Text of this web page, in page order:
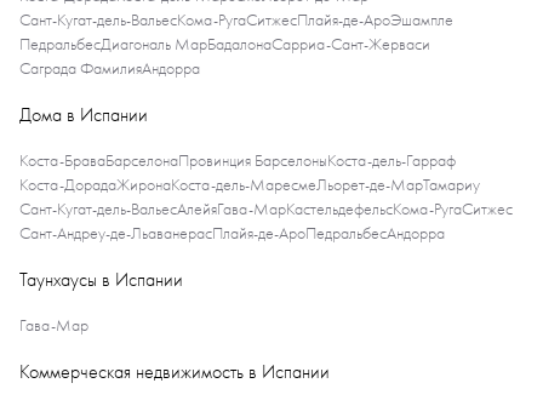
Сант-Кугат-дель-ВальесКома-РугаСитжесПлайя-де-АроЭшампле
ПедральбесДиагональ МарБадалонаСарриа-Сант-Жерваси
Саграда ФамилияАндорра
Дома в Испании
Коста-БраваБарселонаПровинция БарселоныКоста-дель-Гарраф
Коста-ДорадаЖиронаКоста-дель-МаресмеЛьорет-де-МарТамариу
Сант-Кугат-дель-ВальесАлейяГава-МарКастельдефельсКома-РугаСитжес
Сант-Андреу-де-ЛьаванерасПлайя-де-АроПедральбесАндорра
Таунхаусы в Испании
Гава-Мар
Коммерческая недвижимость в Испании